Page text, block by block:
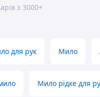
з 3000+
для рук Мило
Мило рідке для